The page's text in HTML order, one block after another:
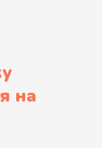
на